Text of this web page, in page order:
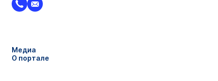
Медиа
О портале